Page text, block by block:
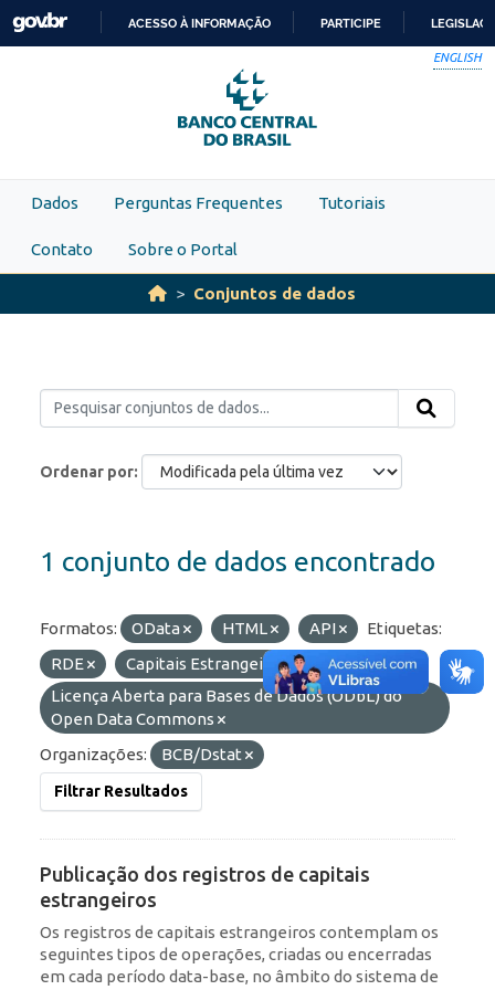
Skip to main content
PARA
O
CONTEÚDO
ACESSO À INFORMAÇÃO PARTICIPE
ENGLISH
Dados Perguntas Frequentes Tutoriais
Contato Sobre o Portal
Conjuntos de dados
Ordenar por
1 conjunto de dados encontrado
Formatos: OData HTML API
Etiquetas:
RDE
Capitais Estrangeiros
Licenças:
Licença Aberta para Bases de Dados (ODbL) do
Open Data Commons
Organizações:
BCB/Dstat
Filtrar Resultados
Publicação dos registros de capitais
estrangeiros
Os registros de capitais estrangeiros contemplam os
seguintes tipos de operações, criadas ou encerradas
em cada período data-base, no âmbito do sistema de